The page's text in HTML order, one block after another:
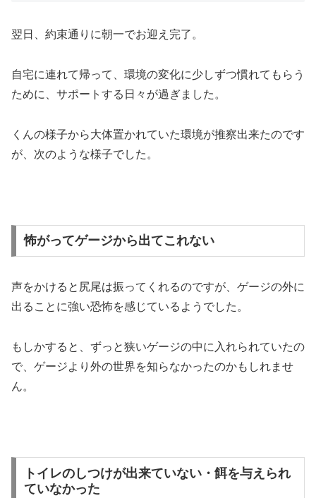
翌日、約束通りに朝一でお迎え完了。
自宅に連れて帰って、環境の変化に少しずつ慣れてもらう
ために、サポートする日々が過ぎました。
くんの様子から大体置かれていた環境が推察出来たのです
が、次のような様子でした。
怖がってゲージから出てこれない
声をかけると尻尾は振ってくれるのですが、ゲージの外に
出ることに強い恐怖を感じているようでした。
もしかすると、ずっと狭いゲージの中に入れられていたの
で、ゲージより外の世界を知らなかったのかもしれませ
ん。
トイレのしつけが出来ていない・餌を与えられ
ていなかった